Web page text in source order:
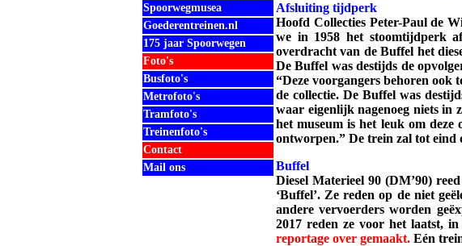
Spoorwegmusea
Afsluiting tijdperk
Hoofd Collecties Peter-Paul de
we in 1958 het stoomtijdperk
overdracht van de Buffel het
De Buffel was destijds de
“Deze voorgangers behoren ook
de collectie. De Buffel was
waar eigenlijk nagenoeg niets in
het museum is het leuk om
ontworpen.” De trein zal tot eind
Buffel
Diesel Materieel 90 (DM’90)
‘Buffel’. Ze reden op de niet
andere vervoerders worden
2017 reden ze voor het laatst,
reportage over gemaakt. Eén
Goederentreinen.nl
175 jaar Spoorwegen
Foto's
Busfoto's
Metrofoto's
Tramfoto's
Treinenfoto's
Contact
Mail ons